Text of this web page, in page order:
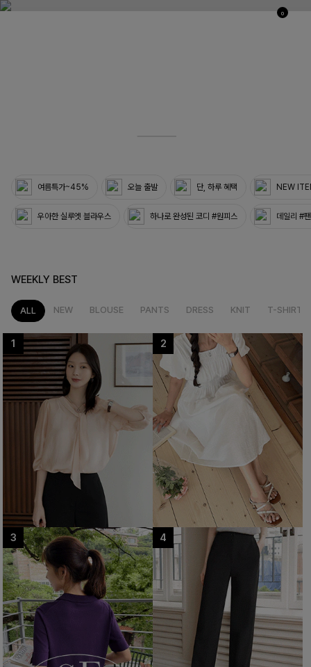
0
여름특가~45% 오늘 출발 단, 하루 혜택 NEW
우아한 실루엣 블라우스 하나로 완성된 코디 #원피스 데일리 #
WEEKLY BEST
ALL NEW BLOUSE PANTS DRESS KNIT T-SHIRT